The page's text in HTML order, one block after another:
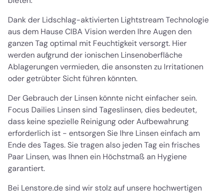
Dank der Lidschlag-aktivierten Lightstream Technologie
aus dem Hause CIBA Vision werden Ihre Augen den
ganzen Tag optimal mit Feuchtigkeit versorgt. Hier
werden aufgrund der ionischen Linsenoberfläche
Ablagerungen vermieden, die ansonsten zu Irritationen
oder getrübter Sicht führen könnten.
Der Gebrauch der Linsen könnte nicht einfacher sein.
Focus Dailies Linsen sind Tageslinsen, dies bedeutet,
dass keine spezielle Reinigung oder Aufbewahrung
erforderlich ist - entsorgen Sie Ihre Linsen einfach am
Ende des Tages. Sie tragen also jeden Tag ein frisches
Paar Linsen, was Ihnen ein Höchstmaß an Hygiene
garantiert.
Bei Lenstore.de sind wir stolz auf unsere hochwertigen